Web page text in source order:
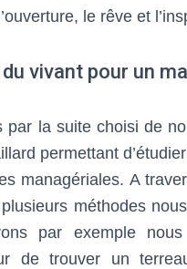
le rêve et
vivant pour un
par la suite choisi de
permettant
managériales. A
méthodes
par exemple
de trouver un